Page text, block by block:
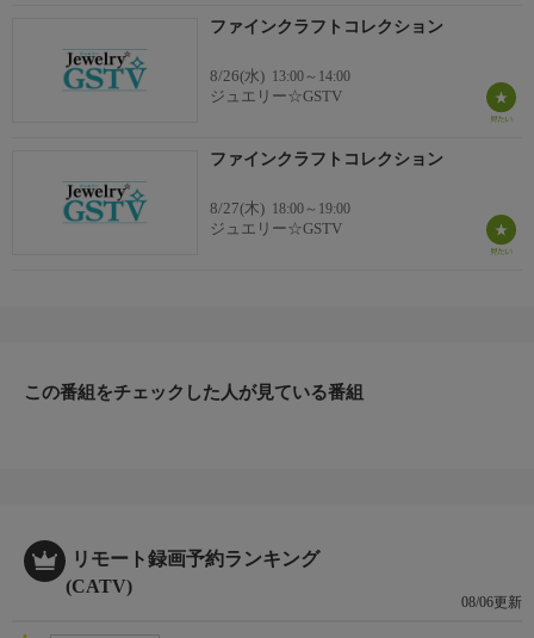
ファインクラフトコレクション
8/26(水) 13:00～14:00
ジュエリー☆GSTV
ファインクラフトコレクション
8/27(木) 18:00～19:00
ジュエリー☆GSTV
この番組をチェックした人が見ている番組
リモート録画予約ランキング
(CATV)
08/06更新